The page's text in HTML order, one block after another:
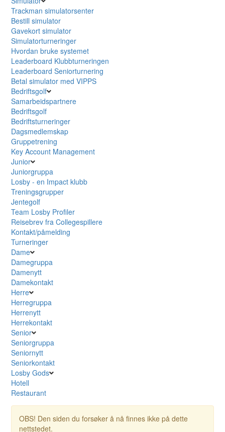
Trackman simulatorsenter
Bestill simulator
Gavekort simulator
Simulatorturneringer
Hvordan bruke systemet
Leaderboard Klubbturneringen
Leaderboard Seniorturnering
Betal simulator med VIPPS
Bedriftsgolf
Samarbeidspartnere
Bedriftsgolf
Bedriftsturneringer
Dagsmedlemskap
Gruppetrening
Key Account Management
Junior
Juniorgruppa
Losby - en Impact klubb
Treningsgrupper
Jentegolf
Team Losby Profiler
Reisebrev fra Collegespillere
Kontakt/påmelding
Turneringer
Dame
Damegruppa
Damenytt
Damekontakt
Herre
Herregruppa
Herrenytt
Herrekontakt
Senior
Seniorgruppa
Seniornytt
Seniorkontakt
Losby Gods
Hotell
Restaurant
OBS! Den siden du forsøker å nå finnes ikke på dette
nettstedet.